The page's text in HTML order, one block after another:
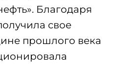
Благодаря
свое
прошлого века